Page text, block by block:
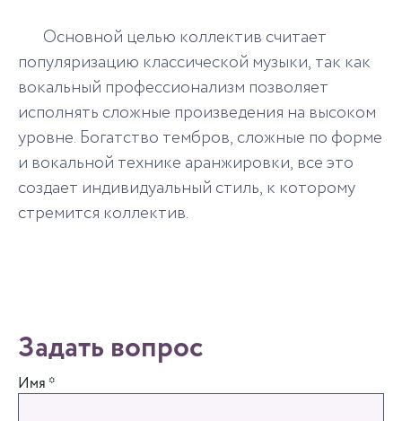
Основной целью коллектив считает
популяризацию классической музыки, так как
вокальный профессионализм позволяет
исполнять сложные произведения на высоком
уровне. Богатство тембров, сложные по форме
и вокальной технике аранжировки, все это
создает индивидуальный стиль, к которому
стремится коллектив.
Задать вопрос
Имя *